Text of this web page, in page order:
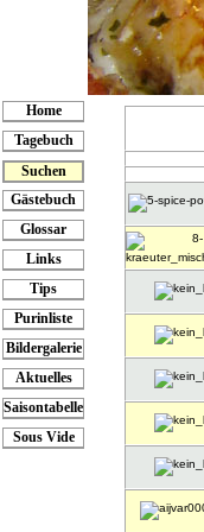
Home
Tagebuch
Suchen
Gästebuch
Glossar
Links
Tips
Purinliste
Bildergalerie
Aktuelles
Saisontabelle
Sous Vide